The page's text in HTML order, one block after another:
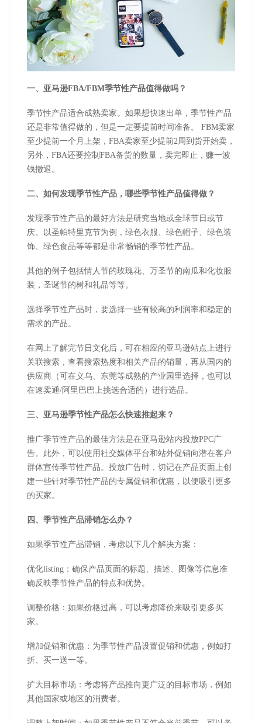
一、亚马逊FBA/FBM季节性产品值得做吗？
季节性产品适合成熟卖家。如果想快速出单，季节性产品
还是非常值得做的，但是一定要提前时间准备。 FBM卖家
至少提前一个月上架，FBA卖家至少提前2周到货开始卖，
另外，FBA还要控制FBA备货的数量，卖完即止，赚一波
钱撤退。
二、如何发现季节性产品，哪些季节性产品值得做？
发现季节性产品的最好方法是研究当地或全球节日或节
庆。以圣帕特里克节为例，绿色衣服、绿色帽子、绿色装
饰、绿色食品等等都是非常畅销的季节性产品。
其他的例子包括情人节的玫瑰花、万圣节的南瓜和化妆服
装，圣诞节的树和礼品等等。
选择季节性产品时，要选择一些有较高的利润率和稳定的
需求的产品。
在网上了解完节日文化后，可在相应的亚马逊站点上进行
关联搜索，查看搜索热度和相关产品的销量，再从国内的
供应商（可在义乌、东莞等成熟的产业园里选择，也可以
在速卖通/阿里巴巴上挑选合适的）进行选品。
三、亚马逊季节性产品怎么快速推起来？
推广季节性产品的最佳方法是在亚马逊站内投放PPC广
告。此外，可以使用社交媒体平台和站外促销向潜在客户
群体宣传季节性产品。投放广告时，切记在产品页面上创
建一些针对季节性产品的专属促销和优惠，以便吸引更多
的买家。
四、季节性产品滞销怎么办？
如果季节性产品滞销，考虑以下几个解决方案：
优化listing：确保产品页面的标题、描述、图像等信息准
确反映季节性产品的特点和优势。
调整价格：如果价格过高，可以考虑降价来吸引更多买
家。
增加促销和优惠：为季节性产品设置促销和优惠，例如打
折、买一送一等。
扩大目标市场：考虑将产品推向更广泛的目标市场，例如
其他国家或地区的消费者。